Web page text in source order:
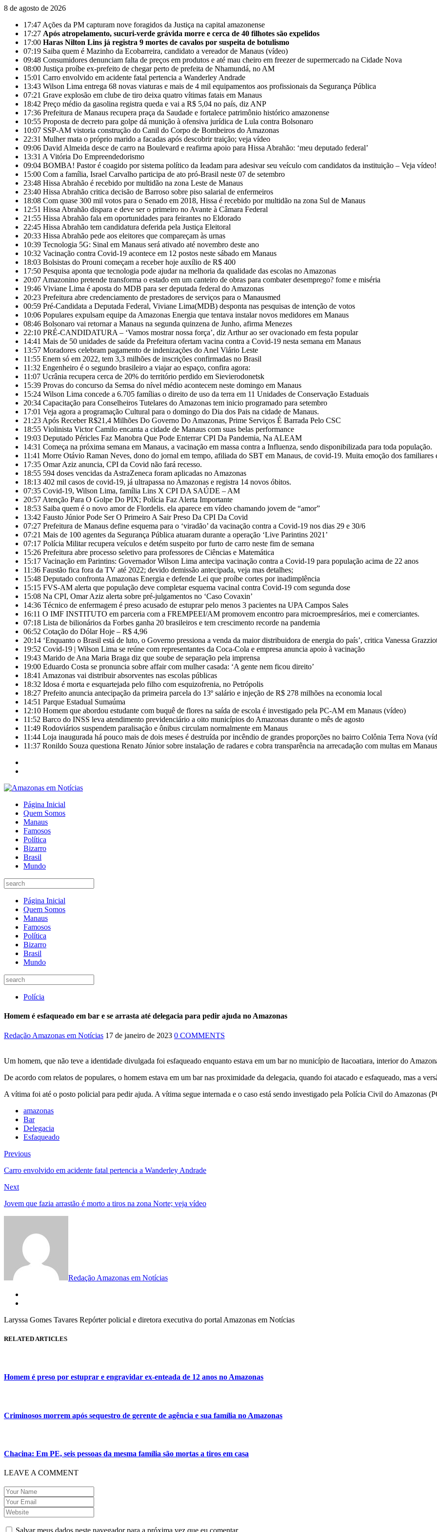
8 de agosto de 2026
17:47 Ações da PM capturam nove foragidos da Justiça na capital amazonense
17:27 Após atropelamento, sucuri-verde grávida morre e cerca de 40 filhotes são expelidos
17:00 Haras Nilton Lins já registra 9 mortes de cavalos por suspeita de botulismo
07:19 Saiba quem é Mazinho da Ecobarreira, candidato a vereador de Manaus (vídeo)
09:48 Consumidores denunciam falta de preços em produtos e até mau cheiro em freezer de supermercado na Cidade Nova
08:00 Justiça proíbe ex-prefeito de chegar perto de prefeita de Nhamundá, no AM
15:01 Carro envolvido em acidente fatal pertencia a Wanderley Andrade
13:43 Wilson Lima entrega 68 novas viaturas e mais de 4 mil equipamentos aos profissionais da Segurança Pública
07:21 Grave explosão em clube de tiro deixa quatro vítimas fatais em Manaus
18:42 Preço médio da gasolina registra queda e vai a R$ 5,04 no país, diz ANP
17:36 Prefeitura de Manaus recupera praça da Saudade e fortalece patrimônio histórico amazonense
10:55 Proposta de decreto para golpe dá munição à ofensiva jurídica de Lula contra Bolsonaro
10:07 SSP-AM vistoria construção do Canil do Corpo de Bombeiros do Amazonas
22:31 Mulher mata o próprio marido a facadas após descobrir traição; veja vídeo
09:06 David Almeida desce de carro na Boulevard e reafirma apoio para Hissa Abrahão: ‘meu deputado federal’
13:31 A Vitória Do Empreendedorismo
09:04 BOMBA! Pastor é coagido por sistema político da Ieadam para adesivar seu veículo com candidatos da instituição – Veja vídeo!
15:00 Com a família, Israel Carvalho participa de ato pró-Brasil neste 07 de setembro
23:48 Hissa Abrahão é recebido por multidão na zona Leste de Manaus
23:40 Hissa Abrahão critica decisão de Barroso sobre piso salarial de enfermeiros
18:08 Com quase 300 mil votos para o Senado em 2018, Hissa é recebido por multidão na zona Sul de Manaus
12:51 Hissa Abrahão dispara e deve ser o primeiro no Avante à Câmara Federal
21:55 Hissa Abrahão fala em oportunidades para feirantes no Eldorado
22:45 Hissa Abrahão tem candidatura deferida pela Justiça Eleitoral
20:33 Hissa Abrahão pede aos eleitores que compareçam às urnas
10:39 Tecnologia 5G: Sinal em Manaus será ativado até novembro deste ano
10:32 Vacinação contra Covid-19 acontece em 12 postos neste sábado em Manaus
18:03 Bolsistas do Prouni começam a receber hoje auxílio de R$ 400
17:50 Pesquisa aponta que tecnologia pode ajudar na melhoria da qualidade das escolas no Amazonas
20:07 Amazonino pretende transforma o estado em um canteiro de obras para combater desemprego? fome e miséria
19:46 Viviane Lima é aposta do MDB para ser deputada federal do Amazonas
20:23 Prefeitura abre credenciamento de prestadores de serviços para o Manausmed
00:59 Pré-Candidata a Deputada Federal, Viviane Lima(MDB) desponta nas pesquisas de intenção de votos
10:06 Populares expulsam equipe da Amazonas Energia que tentava instalar novos medidores em Manaus
08:46 Bolsonaro vai retornar a Manaus na segunda quinzena de Junho, afirma Menezes
22:10 PRÉ-CANDIDATURA – ‘Vamos mostrar nossa força’, diz Arthur ao ser ovacionado em festa popular
14:41 Mais de 50 unidades de saúde da Prefeitura ofertam vacina contra a Covid-19 nesta semana em Manaus
13:57 Moradores celebram pagamento de indenizações do Anel Viário Leste
11:55 Enem só em 2022, tem 3,3 milhões de inscrições confirmadas no Brasil
11:32 Engenheiro é o segundo brasileiro a viajar ao espaço, confira agora:
11:07 Ucrânia recupera cerca de 20% do território perdido em Sievierodonetsk
15:39 Provas do concurso da Semsa do nível médio acontecem neste domingo em Manaus
15:24 Wilson Lima concede a 6.705 famílias o direito de uso da terra em 11 Unidades de Conservação Estaduais
20:34 Capacitação para Conselheiros Tutelares do Amazonas tem inicio programado para setembro
17:01 Veja agora a programação Cultural para o domingo do Dia dos Pais na cidade de Manaus.
21:23 Após Receber R$21,4 Milhões Do Governo Do Amazonas, Prime Serviços É Barrada Pelo CSC
18:55 Violinista Victor Camilo encanta a cidade de Manaus com suas belas performance
19:03 Deputado Péricles Faz Manobra Que Pode Enterrar CPI Da Pandemia, Na ALEAM
14:31 Começa na próxima semana em Manaus, a vacinação em massa contra a Influenza, sendo disponibilizada para toda população.
11:41 Morre Otávio Raman Neves, dono do jornal em tempo, afiliada do SBT em Manaus, de covid-19. Muita emoção dos familiares
17:35 Omar Aziz anuncia, CPI da Covid não fará recesso.
18:55 594 doses vencidas da AstraZeneca foram aplicadas no Amazonas
18:13 402 mil casos de covid-19, já ultrapassa no Amazonas e registra 14 novos óbitos.
07:35 Covid-19, Wilson Lima, família Lins X CPI DA SAÚDE – AM
20:57 Atenção Para O Golpe Do PIX; Polícia Faz Alerta Importante
18:53 Saiba quem é o novo amor de Flordelis. ela aparece em vídeo chamando jovem de “amor”
13:42 Fausto Júnior Pode Ser O Primeiro A Sair Preso Da CPI Da Covid
07:27 Prefeitura de Manaus define esquema para o ‘viradão’ da vacinação contra a Covid-19 nos dias 29 e 30/6
07:21 Mais de 100 agentes da Segurança Pública atuaram durante a operação ‘Live Parintins 2021’
07:17 Polícia Militar recupera veículos e detém suspeito por furto de carro neste fim de semana
15:26 Prefeitura abre processo seletivo para professores de Ciências e Matemática
15:17 Vacinação em Parintins: Governador Wilson Lima antecipa vacinação contra a Covid-19 para população acima de 22 anos
11:36 Faustão fica fora da TV até 2022; devido demissão antecipada, veja mas detalhes;
15:48 Deputado confronta Amazonas Energia e defende Lei que proíbe cortes por inadimplência
15:15 FVS-AM alerta que população deve completar esquema vacinal contra Covid-19 com segunda dose
15:08 Na CPI, Omar Aziz alerta sobre pré-julgamentos no ‘Caso Covaxin’
14:36 Técnico de enfermagem é preso acusado de estuprar pelo menos 3 pacientes na UPA Campos Sales
16:11 O IMF INSTITUTO em parceria com a FREMPEEI/AM promovem encontro para microempresários, mei e comerciantes.
07:18 Lista de bilionários da Forbes ganha 20 brasileiros e tem crescimento recorde na pandemia
06:52 Cotação do Dólar Hoje – R$ 4,96
20:14 ‘Enquanto o Brasil está de luto, o Governo pressiona a venda da maior distribuidora de energia do país’, critica Vanessa
19:52 Covid-19 | Wilson Lima se reúne com representantes da Coca-Cola e empresa anuncia apoio à vacinação
19:43 Marido de Ana Maria Braga diz que soube de separação pela imprensa
19:00 Eduardo Costa se pronuncia sobre affair com mulher casada: ‘A gente nem ficou direito’
18:41 Amazonas vai distribuir absorventes nas escolas públicas
18:32 Idosa é morta e esquartejada pelo filho com esquizofrenia, no Petrópolis
18:27 Prefeito anuncia antecipação da primeira parcela do 13º salário e injeção de R$ 278 milhões na economia local
14:51 Parque Estadual Sumaúma
12:10 Homem que abordou estudante com buquê de flores na saída de escola é investigado pela PC-AM em Manaus (vídeo)
11:52 Barco do INSS leva atendimento previdenciário a oito municípios do Amazonas durante o mês de agosto
11:49 Rodoviários suspendem paralisação e ônibus circulam normalmente em Manaus
11:44 Loja inaugurada há pouco mais de dois meses é destruída por incêndio de grandes proporções no bairro Colônia Terra Nova
11:37 Ronildo Souza questiona Renato Júnior sobre instalação de radares e cobra transparência na arrecadação com multas em Manaus
Página Inicial
Quem Somos
Manaus
Famosos
Política
Bizarro
Brasil
Mundo
Página Inicial
Quem Somos
Manaus
Famosos
Política
Bizarro
Brasil
Mundo
Polícia
Homem é esfaqueado em bar e se arrasta até delegacia para pedir ajuda no Amazonas
Redação Amazonas em Notícias 17 de janeiro de 2023 0 COMMENTS
Um homem, que não teve a identidade divulgada foi esfaqueado enquanto estava em um bar no município de Itacoatiara, interior do
De acordo com relatos de populares, o homem estava em um bar nas proximidade da delegacia, quando foi atacado e esfaqueado, mas a
A vítima foi até o posto policial para pedir ajuda. A vítima segue internada e o caso está sendo investigado pela Polícia Civil do Amazonas
amazonas
Bar
Delegacia
Esfaqueado
Navegação
de
Post
PreviousPrevious
Carro envolvido em acidente fatal pertencia a Wanderley Andrade
NextNext
Jovem que fazia arrastão é morto a tiros na zona Norte; veja vídeo
Redação Amazonas em Notícias
Laryssa Gomes Tavares Repórter policial e diretora executiva do portal Amazonas em Notícias
RELATED ARTICLES
Homem é preso por estuprar e engravidar ex-enteada de 12 anos no Amazonas
Criminosos morrem após sequestro de gerente de agência e sua família no Amazonas
Chacina: Em PE, seis pessoas da mesma família são mortas a tiros em casa
LEAVE A COMMENT